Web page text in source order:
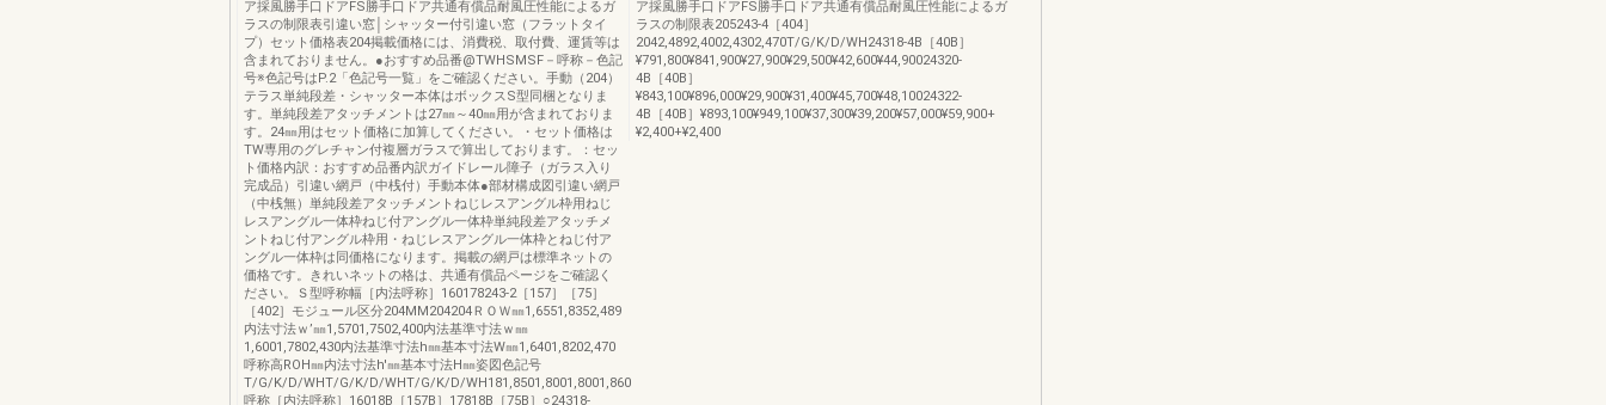
ア採風勝手口ドアFS勝手口ドア共通有償品耐風圧性能によるガ
ラスの制限表引違い窓│シャッター付引違い窓（フラットタイ
プ）セット価格表204掲載価格には、消費税、取付費、運賃等は
含まれておりません。●おすすめ品番@TWHSMSF－呼称－色記
号※色記号はP.2「色記号一覧」をご確認ください。手動（204）
テラス単純段差・シャッター本体はボックスS型同梱となりま
す。単純段差アタッチメントは27㎜～40㎜用が含まれておりま
す。24㎜用はセット価格に加算してください。・セット価格は
TW専用のグレチャン付複層ガラスで算出しております。：セッ
ト価格内訳：おすすめ品番内訳ガイドレール障子（ガラス入り
完成品）引違い網戸（中桟付）手動本体●部材構成図引違い網戸
（中桟無）単純段差アタッチメントねじレスアングル枠用ねじ
レスアングル一体枠ねじ付アングル一体枠単純段差アタッチメ
ントねじ付アングル枠用・ねじレスアングル一体枠とねじ付ア
ングル一体枠は同価格になります。掲載の網戸は標準ネットの
価格です。きれいネットの格は、共通有償品ページをご確認く
ださい。Ｓ型呼称幅［内法呼称］160178243-2［157］［75］
［402］モジュール区分204MM204204ＲＯＷ㎜1,6551,8352,489
内法寸法ｗ’㎜1,5701,7502,400内法基準寸法ｗ㎜
1,6001,7802,430内法基準寸法h㎜基本寸法W㎜1,6401,8202,470
呼称高ROH㎜内法寸法h'㎜基本寸法H㎜姿図色記号
T/G/K/D/WHT/G/K/D/WHT/G/K/D/WH181,8501,8001,8001,860
呼称［内法呼称］16018B［157B］17818B［75B］○24318-
ア採風勝手口ドアFS勝手口ドア共通有償品耐風圧性能によるガ
ラスの制限表205243-4［404］
2042,4892,4002,4302,470T/G/K/D/WH24318-4B［40B］
¥791,800¥841,900¥27,900¥29,500¥42,600¥44,90024320-
4B［40B］
¥843,100¥896,000¥29,900¥31,400¥45,700¥48,10024322-
4B［40B］¥893,100¥949,100¥37,300¥39,200¥57,000¥59,900+
¥2,400+¥2,400